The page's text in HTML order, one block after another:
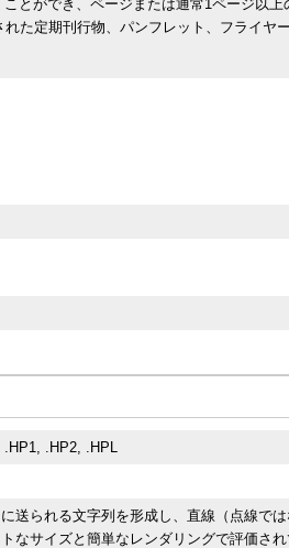
とができ、ページまたは通常1ページ以
た定期刊行物、パンフレット、フライヤ
.HP2, .HPL
送られる文字列を形成し、直線（点線で
なサイズと簡単なレンダリングで評価さ